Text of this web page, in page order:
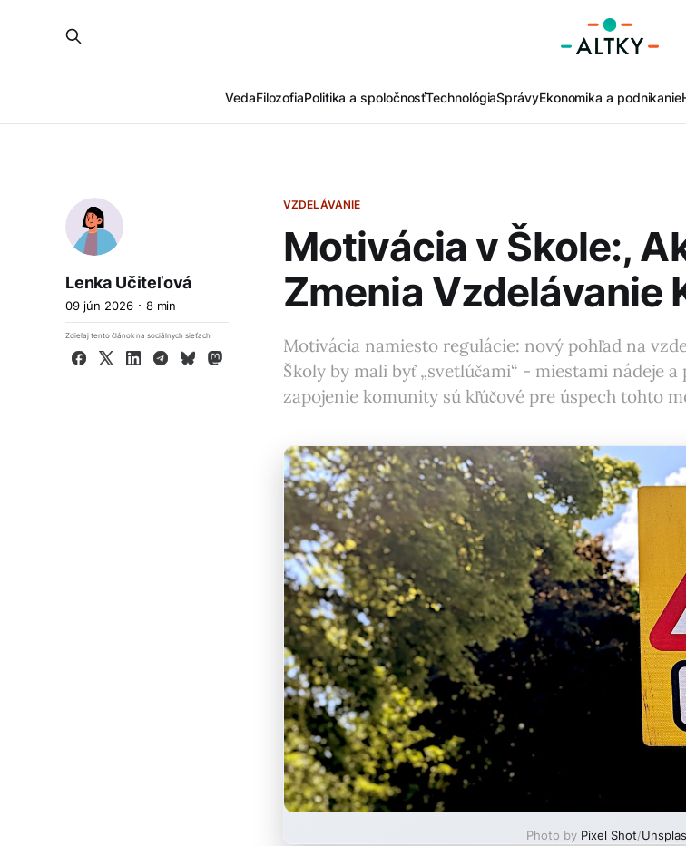
VedaFilozofiaPolitika a spoločnosťTechnológiaSprávyEkonomika a podnikanie
VZDELÁVANIE
Motivácia v Škole:,
Zmenia Vzdelávanie
Motivácia namiesto regulácie: nový pohľad na
Školy by mali byť „svetlúčami“ - miestami nádeje
zapojenie komunity sú kľúčové pre úspech tohto
Lenka Učiteľová
09 jún 2026 8 min
Zdieľaj tento článok na sociálnych sieťach
Facebook
X LinkedInTelegram
BlueskyMastodon
Photo by Pixel Shot/